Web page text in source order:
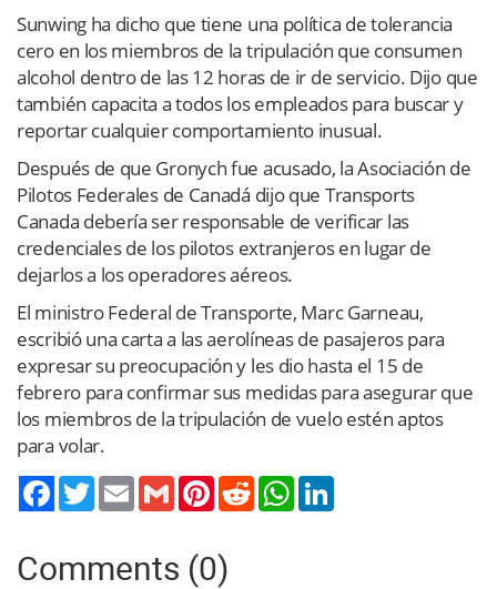
Sunwing ha dicho que tiene una política de tolerancia
cero en los miembros de la tripulación que consumen
alcohol dentro de las 12 horas de ir de servicio. Dijo que
también capacita a todos los empleados para buscar y
reportar cualquier comportamiento inusual.
Después de que Gronych fue acusado, la Asociación de
Pilotos Federales de Canadá dijo que Transports
Canada debería ser responsable de verificar las
credenciales de los pilotos extranjeros en lugar de
dejarlos a los operadores aéreos.
El ministro Federal de Transporte, Marc Garneau,
escribió una carta a las aerolíneas de pasajeros para
expresar su preocupación y les dio hasta el 15 de
febrero para confirmar sus medidas para asegurar que
los miembros de la tripulación de vuelo estén aptos
para volar.
TwitterEmail Gmail PinterestReddit WhatsApp
Comments (0)